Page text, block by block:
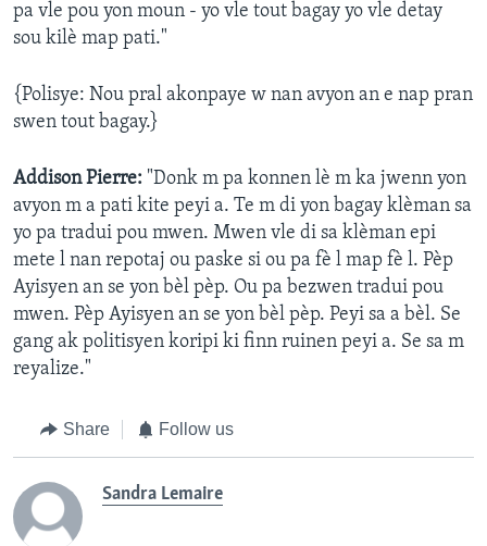
pa vle pou yon moun - yo vle tout bagay yo vle detay
sou kilè map pati."
{Polisye: Nou pral akonpaye w nan avyon an e nap pran
swen tout bagay.}
Addison Pierre: "Donk m pa konnen lè m ka jwenn yon
avyon m a pati kite peyi a. Te m di yon bagay klèman sa
yo pa tradui pou mwen. Mwen vle di sa klèman epi
mete l nan repotaj ou paske si ou pa fè l map fè l. Pèp
Ayisyen an se yon bèl pèp. Ou pa bezwen tradui pou
mwen. Pèp Ayisyen an se yon bèl pèp. Peyi sa a bèl. Se
gang ak politisyen koripi ki finn ruinen peyi a. Se sa m
reyalize."
Share Follow us
Sandra Lemaire